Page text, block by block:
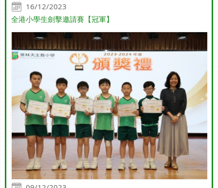
16/12/2023
全港小學生劍擊邀請賽【冠軍】